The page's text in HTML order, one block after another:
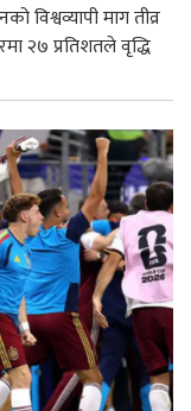
विश्वव्यापी माग तीव्र
२७ प्रतिशतले वृद्धि